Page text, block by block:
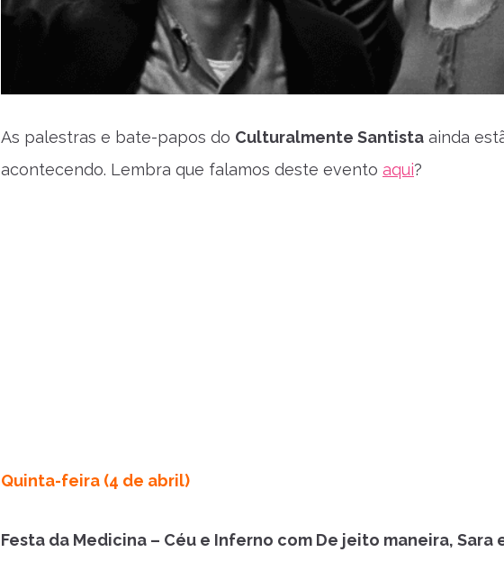
As palestras e bate-papos do Culturalmente Santista ainda
acontecendo. Lembra que falamos deste evento aqui?
Quinta-feira (4 de abril)
Festa da Medicina – Céu e Inferno com De jeito maneira, Sara